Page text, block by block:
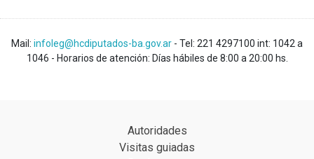
Mail: infoleg@hcdiputados-ba.gov.ar - Tel: 221 4297100 int: 1042 a
1046 - Horarios de atención: Días hábiles de 8:00 a 20:00 hs.
Autoridades
Visitas guiadas